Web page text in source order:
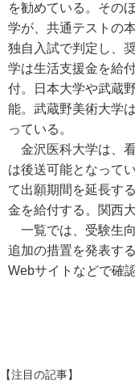
を勧めている。その
学が、共通テストの
独自入試で判定し、
学は生活支援金を給
付。日本大学や武蔵
能。武蔵野美術大学
っている。
金沢医科大学は、
は後送可能となって
て出願期間を延長す
金を給付する。関西
一覧では、受験生
追加の措置を発表す
Webサイトなどで確
【注目の記事】